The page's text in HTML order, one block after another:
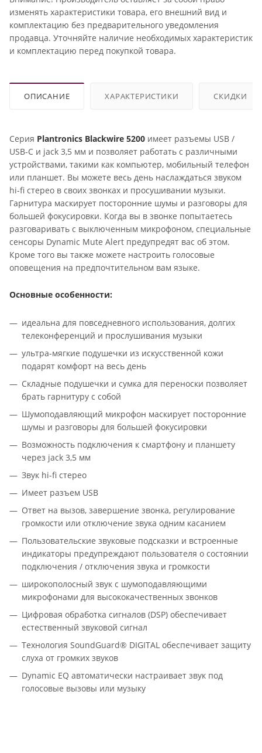
изменять характеристики товара, его внешний вид и
комплектацию без предварительного уведомления
продавца. Уточняйте наличие необходимых характеристик
и комплектацию перед покупкой товара.
ОПИСАНИЕ ХАРАКТЕРИСТИКИ СКИДКИ
Серия Plantronics Blackwire 5200 имеет разъемы USB /
USB-C и jack 3,5 мм и позволяет работать с различными
устройствами, такими как компьютер, мобильный телефон
или планшет. Вы можете весь день наслаждаться звуком
hi-fi стерео в своих звонках и просушивании музыки.
Гарнитура маскирует посторонние шумы и разговоры для
большей фокусировки. Когда вы в звонке попытаетесь
разговаривать с выключенным микрофоном, специальные
сенсоры Dynamic Mute Alert предупредят вас об этом.
Кроме того вы также можете настроить голосовые
оповещения на предпочтительном вам языке.
Основные особенности:
идеальна для повседневного использования, долгих
телеконференций и прослушивания музыки
ультра-мягкие подушечки из искусственной кожи
подарят комфорт на весь день
Складные подушечки и сумка для переноски позволяет
брать гарнитуру с собой
Шумоподавляющий микрофон маскирует посторонние
шумы и разговоры для большей фокусировки
Возможность подключения к смартфону и планшету
через jack 3,5 мм
Звук hi-fi стерео
Имеет разъем USB
Ответ на вызов, завершение звонка, регулирование
громкости или отключение звука одним касанием
Пользовательские звуковые подсказки и встроенные
индикаторы предупреждают пользователя о состоянии
подключения / отключения звука и громкости
широкополосный звук с шумоподавляющими
микрофонами для высококачественных звонков
Цифровая обработка сигналов (DSP) обеспечивает
естественный звуковой сигнал
Технология SoundGuard® DIGITAL обеспечивает защиту
слуха от громких звуков
Dynamic EQ автоматически настраивает звук под
голосовые вызовы или музыку